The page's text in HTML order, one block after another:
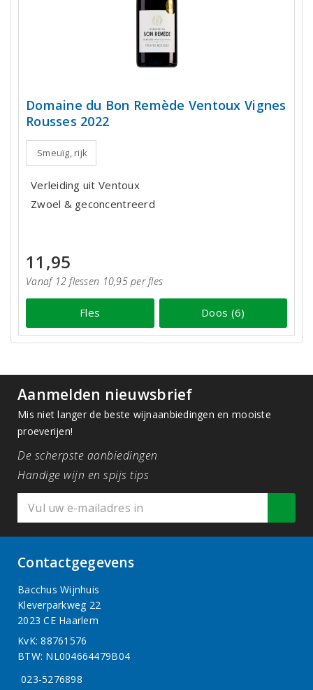
Domaine du Bon Remède Ventoux Vignes
Rousses 2022
Smeuïg, rijk
Verleiding uit Ventoux
Zwoel & geconcentreerd
11,95
Vanaf 12 flessen 10,95 per fles
Fles Doos (6)
Aanmelden nieuwsbrief
Mis niet langer de beste wijnaanbiedingen en mooiste
proeverijen!
De scherpste aanbiedingen
Handige wijn en spijs tips
Contactgegevens
Bacchus Wijnhuis
Kleverparkweg 22
2023 CE Haarlem
KvK: 88761576
BTW: NL004664479B04
023-5276898